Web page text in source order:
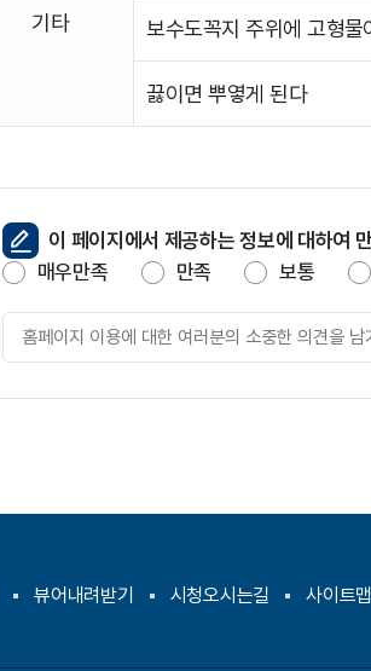
기타 보수도꼭지 주위에 고형물
끓이면 뿌옇게 된다
페
이
지
만
도
이 페이지에서 제공하는 정보에 대하여
매우만족
만족 보통
페
만
가
뷰어내려받기 시청오시는길 사이트맵